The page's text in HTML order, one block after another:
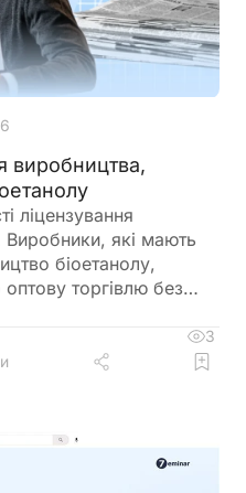
виробництва,
ліцензування
Виробники, які мають
біоетанолу,
торгівлю без
операцій із
окремі вимоги, а
3